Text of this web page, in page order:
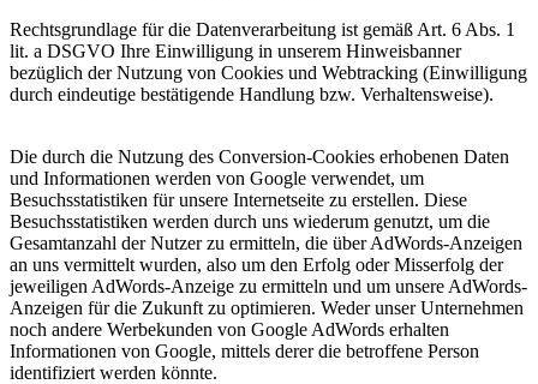
Rechtsgrundlage für die Datenverarbeitung ist gemäß Art. 6 Abs. 1
lit. a DSGVO Ihre Einwilligung in unserem Hinweisbanner
bezüglich der Nutzung von Cookies und Webtracking (Einwilligung
durch eindeutige bestätigende Handlung bzw. Verhaltensweise).
Die durch die Nutzung des Conversion-Cookies erhobenen Daten
und Informationen werden von Google verwendet, um
Besuchsstatistiken für unsere Internetseite zu erstellen. Diese
Besuchsstatistiken werden durch uns wiederum genutzt, um die
Gesamtanzahl der Nutzer zu ermitteln, die über AdWords-Anzeigen
an uns vermittelt wurden, also um den Erfolg oder Misserfolg der
jeweiligen AdWords-Anzeige zu ermitteln und um unsere AdWords-
Anzeigen für die Zukunft zu optimieren. Weder unser Unternehmen
noch andere Werbekunden von Google AdWords erhalten
Informationen von Google, mittels derer die betroffene Person
identifiziert werden könnte.